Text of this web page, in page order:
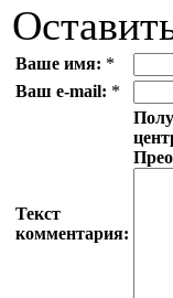
Ваше имя: *
Ваш e-mail: *
Текст
комментария: